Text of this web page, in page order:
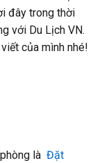
đây trong thời
với Du Lịch VN.
của mình nhé!
phòng làĐặt